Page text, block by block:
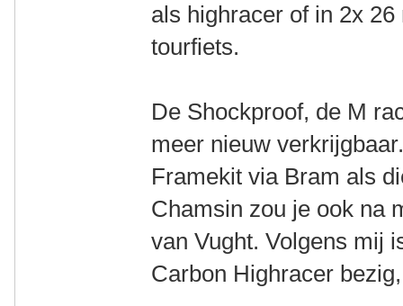
als highracer of in 2x
tourfiets.
De Shockproof, de M
meer nieuw
Framekit via Bram als
Chamsin zou je ook na
van Vught. Volgens mij
Carbon Highracer